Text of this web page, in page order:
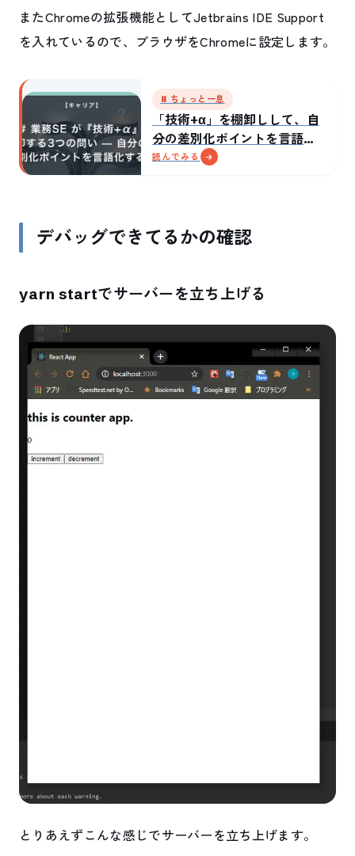
またChromeの拡張機能としてJetbrains IDE Support
を入れているので、ブラウザをChromeに設定します。
⏸ ちょっと一息
「技術+α」を棚卸しして、自
分の差別化ポイントを言語化
した話
読んでみる
デバッグできてるかの確認
yarn startでサーバーを立ち上げる
とりあえずこんな感じでサーバーを立ち上げます。